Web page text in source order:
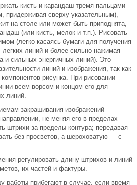
кисть и карандаш тремя пальцами
сверху указательным),
на столе или может быть приподнята,
(или кисть, мелок и т.п.). Рисовать
(легко касаясь бумаги для получения
легких линий и более сильно нажимая
и сильных энергичных линий). Это
линий и изображения, так как
рисунка. При рисовании
всем ворсом и концом его для
линий.
закрашивания изображений
не меняя его в пределах
штрихи за пределы контура; передавая
без просветов, а шероховатую — с
регулировать длину штрихов и линий
их частей и фактуры.
работы прибегают в случае, если время